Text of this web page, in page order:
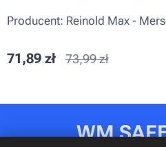
Producent: Reinold Max -
71,89 zł 73,99zł
WM